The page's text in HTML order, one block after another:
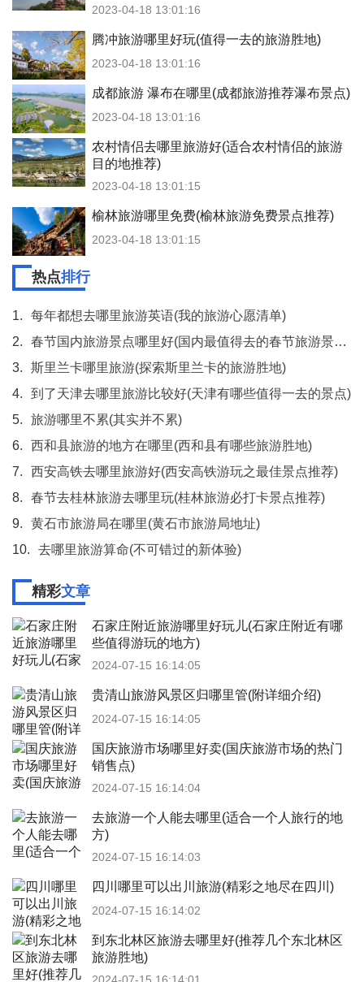
2023-04-18 13:01:16
腾冲旅游哪里好玩(值得一去的旅游胜地)
2023-04-18 13:01:16
成都旅游 瀑布在哪里(成都旅游推荐瀑布景点)
2023-04-18 13:01:16
农村情侣去哪里旅游好(适合农村情侣的旅游
目的地推荐)
2023-04-18 13:01:15
榆林旅游哪里免费(榆林旅游免费景点推荐)
2023-04-18 13:01:15
热点排行
1.
每年都想去哪里旅游英语(我的旅游心愿清单)
2.
春节国内旅游景点哪里好(国内最值得去的春节旅游景点TOP6)
3.
斯里兰卡哪里旅游(探索斯里兰卡的旅游胜地)
4.
到了天津去哪里旅游比较好(天津有哪些值得一去的景点)
5.
旅游哪里不累(其实并不累)
6.
西和县旅游的地方在哪里(西和县有哪些旅游胜地)
7.
西安高铁去哪里旅游好(西安高铁游玩之最佳景点推荐)
8.
春节去桂林旅游去哪里玩(桂林旅游必打卡景点推荐)
9.
黄石市旅游局在哪里(黄石市旅游局地址)
10.
去哪里旅游算命(不可错过的新体验)
精彩文章
石家庄附近旅游哪里好玩儿(石家庄附近有哪
些值得游玩的地方)
2024-07-15 16:14:05
贵清山旅游风景区归哪里管(附详细介绍)
2024-07-15 16:14:05
国庆旅游市场哪里好卖(国庆旅游市场的热门
销售点)
2024-07-15 16:14:04
去旅游一个人能去哪里(适合一个人旅行的地
方)
2024-07-15 16:14:03
四川哪里可以出川旅游(精彩之地尽在四川)
2024-07-15 16:14:02
到东北林区旅游去哪里好(推荐几个东北林区
旅游胜地)